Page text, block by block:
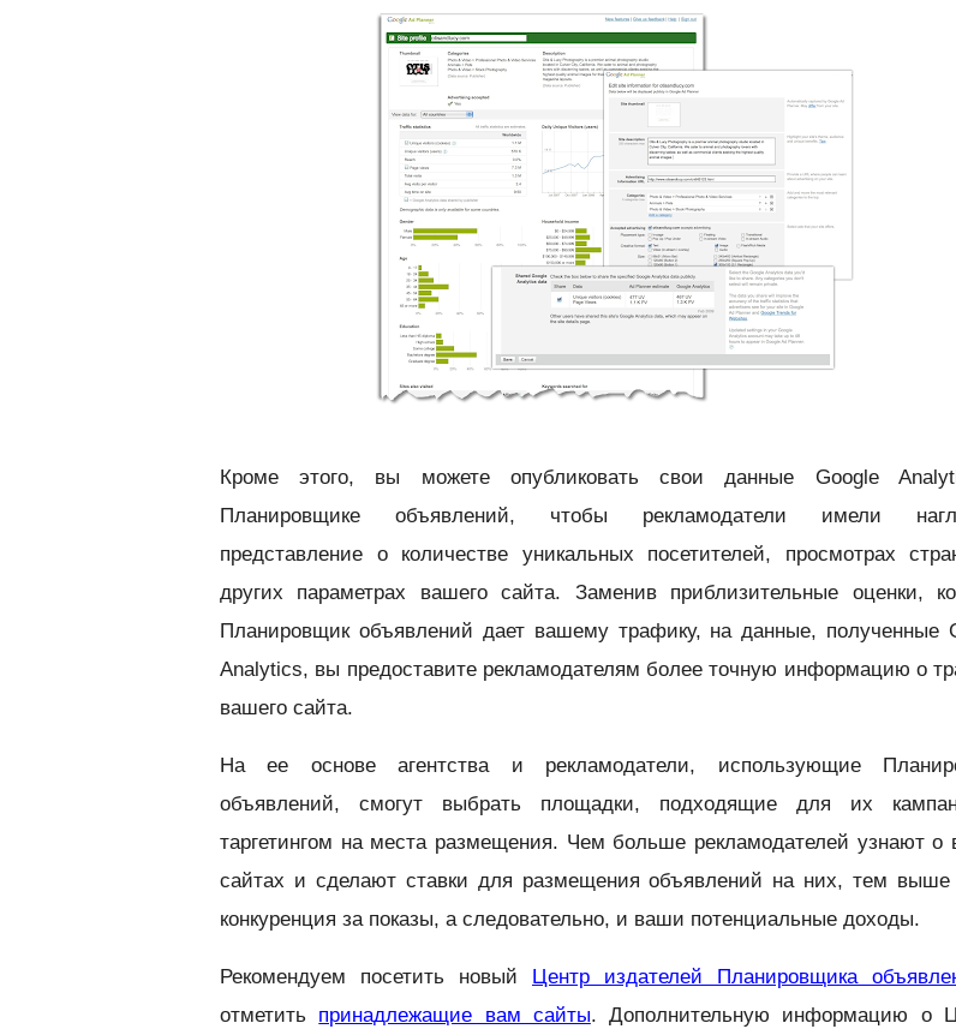
Кроме этого, вы можете опубликовать свои данные Google
Планировщике объявлений, чтобы рекламодатели имели
представление о количестве уникальных посетителей, просмотрах
других параметрах вашего сайта. Заменив приблизительные оценки,
Планировщик объявлений дает вашему трафику, на данные, полученные
Analytics, вы предоставите рекламодателям более точную информацию о
вашего сайта.
На ее основе агентства и рекламодатели, использующие
объявлений, смогут выбрать площадки, подходящие для их
таргетингом на места размещения. Чем больше рекламодателей узнают о
сайтах и сделают ставки для размещения объявлений на них, тем выше
конкуренция за показы, а следовательно, и ваши потенциальные доходы.
Рекомендуем посетить новый Центр издателей Планировщика
отметить принадлежащие вам сайты. Дополнительную информацию о